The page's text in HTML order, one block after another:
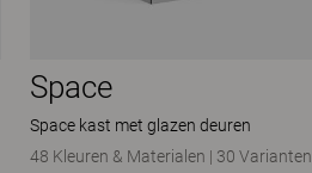
Space
Space kast met glazen deuren
48 Kleuren & Materialen | 30 Varianten